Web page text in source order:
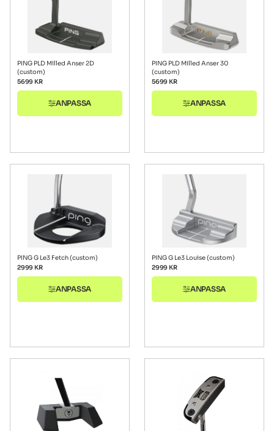
PING PLD Milled Anser 2D
(custom)
5699 KR
ANPASSA
PING PLD Milled Anser 30
(custom)
5699 KR
ANPASSA
PING G Le3 Fetch (custom)
2999 KR
ANPASSA
PING G Le3 Louise (custom)
2999 KR
ANPASSA